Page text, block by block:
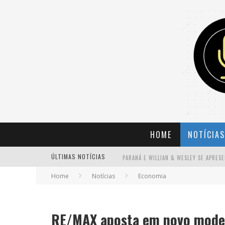
HOME NOTÍCIAS
ÚLTIMAS NOTÍCIAS
Home Notícias Economia
RE/MAX aposta em novo